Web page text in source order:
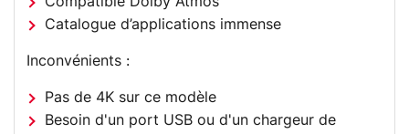
Catalogue d’applications immense
Inconvénients :
Pas de 4K sur ce modèle
Besoin d'un port USB ou d'un chargeur de